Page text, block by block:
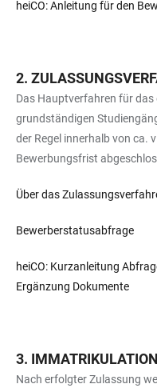
heiCO: Anleitung für den
Das Hauptverfahren für das
grundständigen
der Regel innerhalb von ca.
Bewerbungsfrist
Über das
Bewerberstatusabfrage
heiCO: Kurzanleitung
Ergänzung Dokumente
IMMATRIKULATION
Nach erfolgter Zulassung